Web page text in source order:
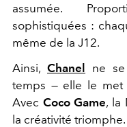
assumée.
sophistiquées :
même de la J12.
Ainsi, Chanel ne
temps — elle le met
Avec Coco Game, la
la créativité triomphe.